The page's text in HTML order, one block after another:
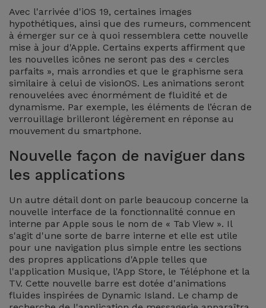
Dyson
TCL
Autres
Marques
Voir
tout
Montres
Connectées
et
Bracelets
Chaînes
de
Gadgets
Hygiène
et
Maison
Portefeuilles,
Étuis et Sacs
Avec l'arrivée d'iOS 19, certaines images
hypothétiques, ainsi que des rumeurs, commencent
à émerger sur ce à quoi ressemblera cette nouvelle
mise à jour d'Apple. Certains experts affirment que
les nouvelles icônes ne seront pas des « cercles
parfaits », mais arrondies et que le graphisme sera
similaire à celui de visionOS. Les animations seront
renouvelées avec énormément de fluidité et de
dynamisme. Par exemple, les éléments de l’écran de
verrouillage brilleront légèrement en réponse au
mouvement du smartphone.
Nouvelle façon de naviguer dans
les applications
Un autre détail dont on parle beaucoup concerne la
nouvelle interface de la fonctionnalité connue en
interne par Apple sous le nom de « Tab View ». Il
s'agit d'une sorte de barre interne et elle est utile
pour une navigation plus simple entre les sections
des propres applications d'Apple telles que
l'application Musique, l'App Store, le Téléphone et la
TV. Cette nouvelle barre est dotée d'animations
fluides inspirées de Dynamic Island. Le champ de